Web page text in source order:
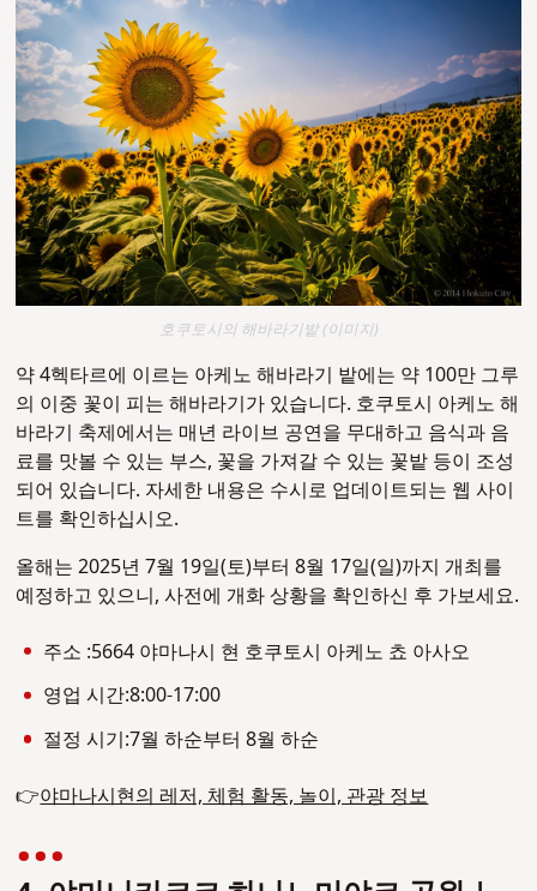
호쿠토시의 해바라기밭 (이미지)
약 4헥타르에 이르는 아케노 해바라기 밭에는 약 100만 그루
의 이중 꽃이 피는 해바라기가 있습니다. 호쿠토시 아케노 해
바라기 축제에서는 매년 라이브 공연을 무대하고 음식과 음
료를 맛볼 수 있는 부스, 꽃을 가져갈 수 있는 꽃밭 등이 조성
되어 있습니다. 자세한 내용은 수시로 업데이트되는 웹 사이
트를 확인하십시오.
올해는 2025년 7월 19일(토)부터 8월 17일(일)까지 개최를
예정하고 있으니, 사전에 개화 상황을 확인하신 후 가보세요.
주소 :5664 야마나시 현 호쿠토시 아케노 쵸 아사오
영업 시간:8:00-17:00
절정 시기:7월 하순부터 8월 하순
👉야마나시현의 레저, 체험 활동, 놀이, 관광 정보